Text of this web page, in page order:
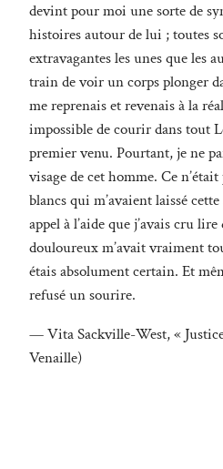
devint pour moi une sorte de
histoires autour de lui ; toutes
extravagantes les unes que les
train de voir un corps plonger
me reprenais et revenais à la
impossible de courir dans tout
premier venu. Pourtant, je ne
visage de cet homme. Ce
blancs qui m’avaient laissé
appel à l’aide que j’avais cru
douloureux m’avait vraiment
étais absolument certain. Et
refusé un sourire.
— Vita Sackville-West, «
Venaille)